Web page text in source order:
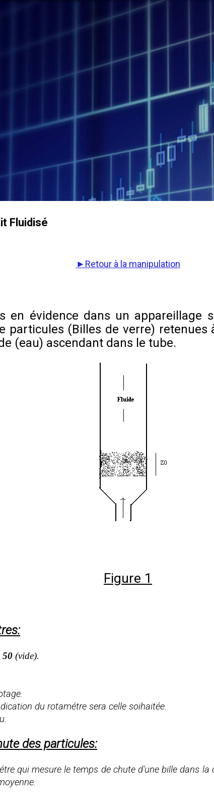
Accéder au contenu principal
Fluidisé
►Retour à la manipulation
en évidence dans un appareillage
particules (Billes de verre)
(eau) ascendant dans le tube.
Figure 1
50 (vide).
du rotamétre sera celle soihaitée.
des particules:
qui mesure le temps de chute d'une bille dans